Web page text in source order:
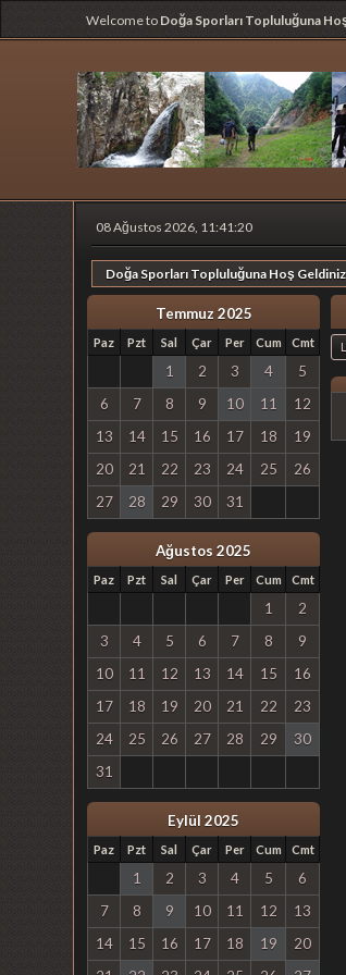
Welcome to Doğa Sporları Topluluğuna
08 Ağustos 2026, 11:41:20
Doğa Sporları Topluluğuna Hoş Geldiniz
Temmuz 2025
Paz Pzt Sal Çar Per Cum Cmt
1 2 3 4
5
6
7 8 9 10 11
12
13
14 15 16 17 18
19
20
21 22 23 24 25
26
27
28 29 30 31
Ağustos 2025
Paz Pzt Sal Çar Per Cum Cmt
1
2
3
4 5 6 7 8
9
10
11 12 13 14 15
16
17
18 19 20 21 22
23
24
25 26 27 28 29
30
31
Eylül 2025
Paz Pzt Sal Çar Per Cum Cmt
1 2 3 4 5
6
7
8 9 10 11 12
13
14
15 16 17 18 19
20